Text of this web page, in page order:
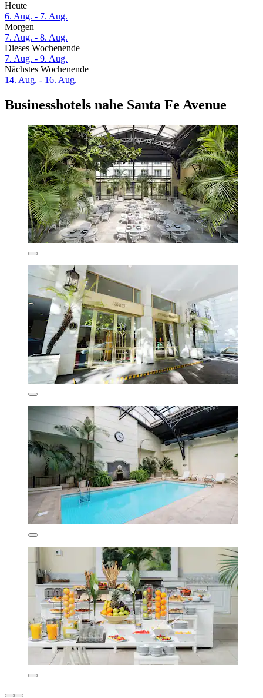
Heute
6. Aug. - 7. Aug.
Morgen
7. Aug. - 8. Aug.
Dieses Wochenende
7. Aug. - 9. Aug.
Nächstes Wochenende
14. Aug. - 16. Aug.
Businesshotels nahe Santa Fe Avenue